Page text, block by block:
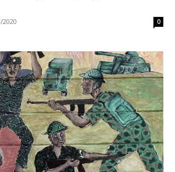
2020 0